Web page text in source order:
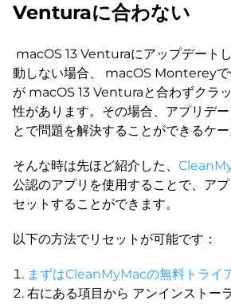
Venturaに合わない
macOS 13 Venturaにアップデート
動しない場合、 macOS Montereyで
が macOS 13 Venturaと合わずクラ
性があります。その場合、アプリデ
とで問題を解決することができるケー
そんな時は先ほど紹介した、
公認のアプリを使用することで、ア
セットすることができます。
以下の方法でリセットが可能です：
まずはCleanMyMacの無料トライ
右にある項目から アンインストー